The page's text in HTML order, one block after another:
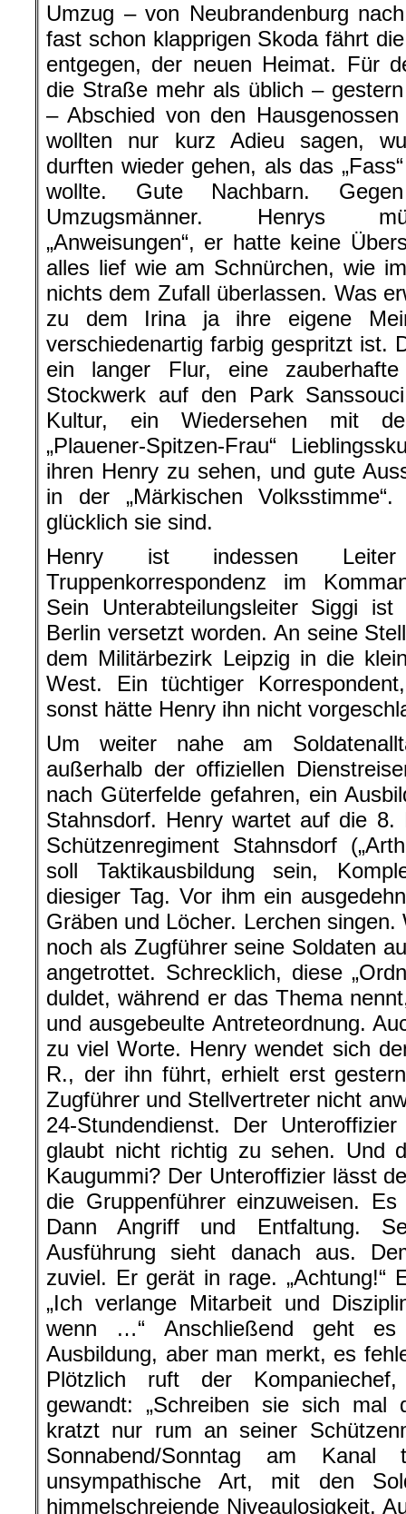
Umzug – von Neubrandenburg
fast schon klapprigen Skoda fährt
entgegen, der neuen Heimat. Für
die Straße mehr als üblich –
– Abschied von den
wollten nur kurz Adieu sagen,
durften wieder gehen, als das
wollte. Gute Nachbarn.
Umzugsmänner. Henrys
„Anweisungen“, er hatte keine
alles lief wie am Schnürchen, wie
nichts dem Zufall überlassen. Was
zu dem Irina ja ihre eigene
verschiedenartig farbig gespritzt ist.
ein langer Flur, eine
Stockwerk auf den Park
Kultur, ein Wiedersehen mit
„Plauener-Spitzen-Frau“
ihren Henry zu sehen, und gute
in der „Märkischen
glücklich sie sind.
Henry ist indessen Leiter
Truppenkorrespondenz im
Sein Unterabteilungsleiter Siggi
Berlin versetzt worden. An seine
dem Militärbezirk Leipzig in die
West. Ein tüchtiger
sonst hätte Henry ihn nicht
Um weiter nahe am
außerhalb der offiziellen
nach Güterfelde gefahren, ein
Stahnsdorf. Henry wartet auf die 8.
Schützenregiment Stahnsdorf
soll Taktikausbildung sein,
diesiger Tag. Vor ihm ein
Gräben und Löcher. Lerchen
noch als Zugführer seine Soldaten
angetrottet. Schrecklich, diese
duldet, während er das Thema
und ausgebeulte Antreteordnung.
zu viel Worte. Henry wendet sich
R., der ihn führt, erhielt erst
Zugführer und Stellvertreter nicht
24-Stundendienst. Der
glaubt nicht richtig zu sehen. Und
Kaugummi? Der Unteroffizier lässt
die Gruppenführer einzuweisen.
Dann Angriff und Entfaltung.
Ausführung sieht danach aus.
zuviel. Er gerät in rage. „Achtung!“
„Ich verlange Mitarbeit und
wenn …“ Anschließend geht
Ausbildung, aber man merkt, es
Plötzlich ruft der
gewandt: „Schreiben sie sich
kratzt nur rum an seiner
Sonnabend/Sonntag am Kanal
unsympathische Art, mit den
himmelschreiende Niveaulosigkeit.